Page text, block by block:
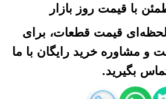
با قیمت روز بازار
لحظه‌ای قیمت قطعات، برای
و مشاوره خرید رایگان با ما
بگیرید.